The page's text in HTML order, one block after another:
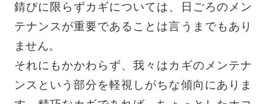
錆びに限らずカギについては、日ごろのメン
テナンスが重要であることは言うまでもあり
ません。
それにもかかわらず、我々はカギのメンテナ
ンスという部分を軽視しがちな傾向にありま